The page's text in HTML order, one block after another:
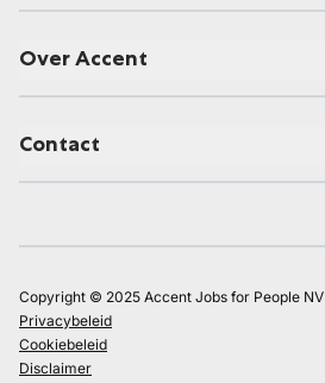
Over Accent
Contact
Copyright © 2025 Accent Jobs for People NV
Privacybeleid
Cookiebeleid
Disclaimer